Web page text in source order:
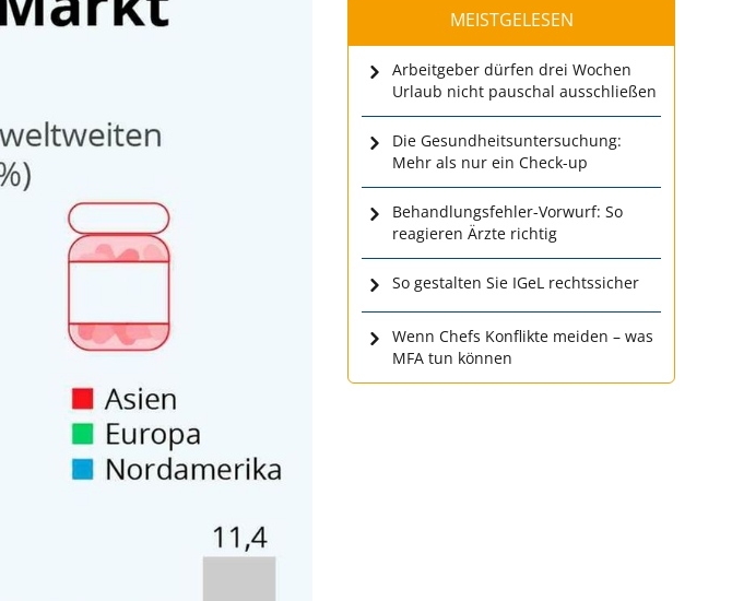
MEISTGELESEN
Arbeitgeber dürfen drei Wochen
Urlaub nicht pauschal ausschließen
Die Gesundheitsuntersuchung:
Mehr als nur ein Check-up
Behandlungsfehler-Vorwurf: So
reagieren Ärzte richtig
So gestalten Sie IGeL rechtssicher
Wenn Chefs Konflikte meiden – was
MFA tun können